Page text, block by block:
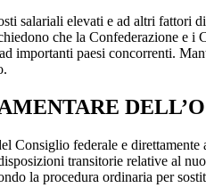
salariali elevati e ad altri
che la Confederazione
paesi concorrenti.
federale e
transitorie relative al
la procedura ordinaria per